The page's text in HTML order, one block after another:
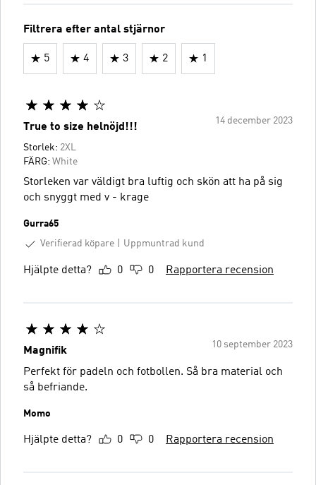
Filtrera efter antal stjärnor
5 4 3 2 1
14 december 2023
True to size helnöjd!!!
Storlek: 2XL
FÄRG: White
Storleken var väldigt bra luftig och skön att ha på sig
och snyggt med v - krage
Gurra65
Verifierad köpare
Uppmuntrad kund
Hjälpte detta? 0 0 Rapportera recension
10 september 2023
Magnifik
Perfekt för padeln och fotbollen. Så bra material och
så befriande.
Momo
Hjälpte detta? 0 0 Rapportera recension